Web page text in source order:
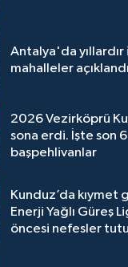
Antalya'da
mahalleler açıklandı
2026 Vezirköprü
sona erdi. İşte son
başpehlivanlar
Kunduz’da kıymet
Enerji Yağlı Güreş
öncesi nefesler